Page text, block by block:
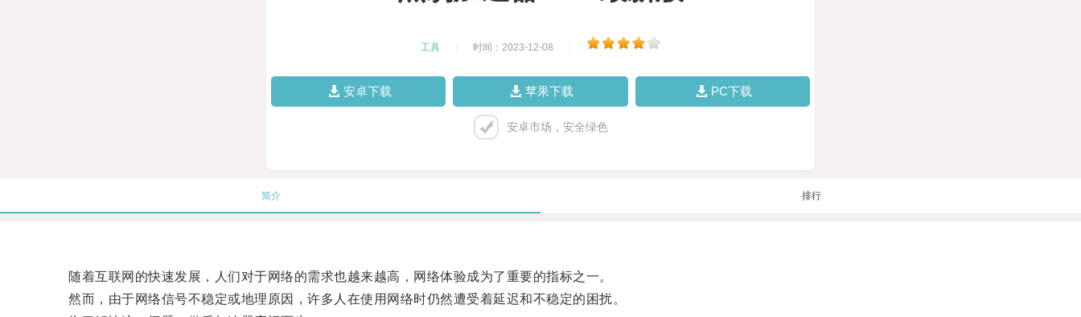
工具 时间：2023-12-08
安卓下载 苹果下载 PC下载
安卓市场，安全绿色
简介 排行
随着互联网的快速发展，人们对于网络的需求也越来越高，网络体验成为了重要的指标之一。
然而，由于网络信号不稳定或地理原因，许多人在使用网络时仍然遭受着延迟和不稳定的困扰。